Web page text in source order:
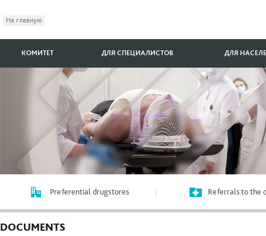
На главную
КОМИТЕТ ДЛЯ СПЕЦИАЛИСТОВ ДЛЯ
Preferential drugstores Referrals to the
DOCUMENTS